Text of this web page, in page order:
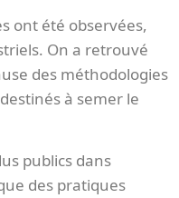
ont été observées,
On a retrouvé
des méthodologies
à semer le
publics dans
des pratiques